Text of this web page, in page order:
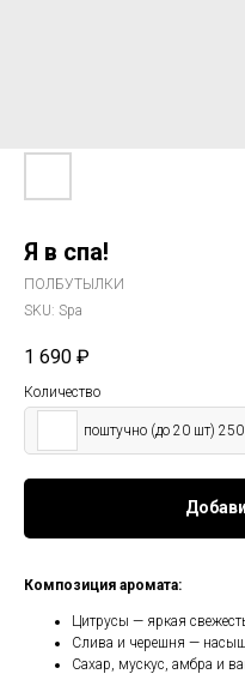
Я в спа!
ПОЛБУТЫЛКИ
SKU: Spa
1 690 ₽
Количество
поштучно (до 20 шт)
Композиция аромата:
Цитрусы — яркая
Слива и черешня —
Сахар, мускус, амбра и